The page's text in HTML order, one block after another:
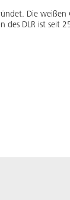
Die
DLR ist seit